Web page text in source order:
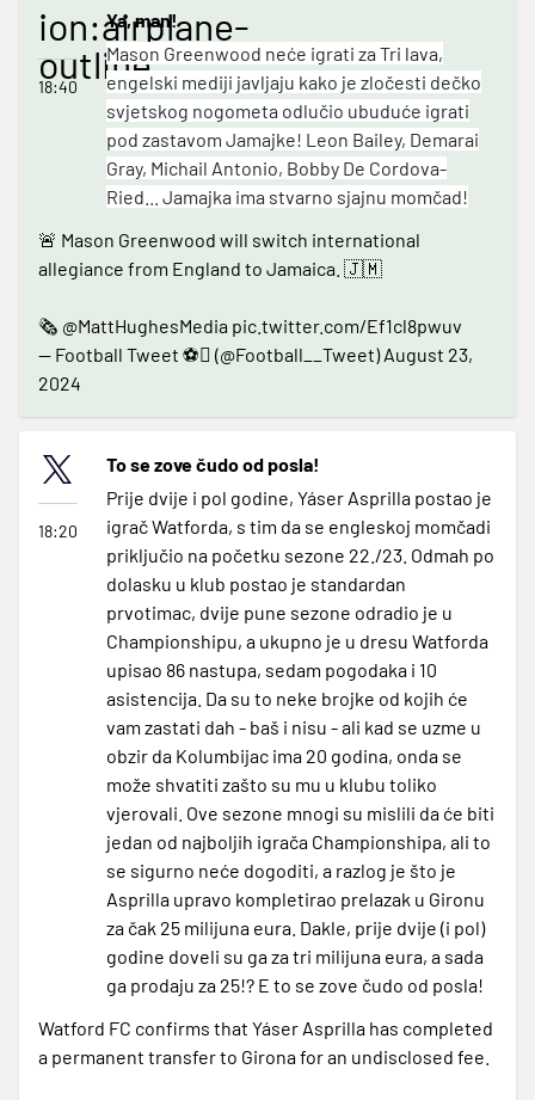
ion:airplane-
outline
18:40
Ya, man!
Mason Greenwood neće igrati za Tri lava,
engelski mediji javljaju kako je zločesti dečko
svjetskog nogometa odlučio ubuduće igrati
pod zastavom Jamajke! Leon Bailey, Demarai
Gray, Michail Antonio, Bobby De Cordova-
Ried... Jamajka ima stvarno sjajnu momčad!
🚨 Mason Greenwood will switch international
allegiance from England to Jamaica. 🇯🇲
🗞️ @MattHughesMedia pic.twitter.com/Ef1cl8pwuv
— Football Tweet ⚽ (@Football__Tweet)August 23,
2024
18:20
To se zove čudo od posla!
Prije dvije i pol godine, Yáser Asprilla postao je
igrač Watforda, s tim da se engleskoj momčadi
priključio na početku sezone 22./23. Odmah po
dolasku u klub postao je standardan
prvotimac, dvije pune sezone odradio je u
Championshipu, a ukupno je u dresu Watforda
upisao 86 nastupa, sedam pogodaka i 10
asistencija. Da su to neke brojke od kojih će
vam zastati dah - baš i nisu - ali kad se uzme u
obzir da Kolumbijac ima 20 godina, onda se
može shvatiti zašto su mu u klubu toliko
vjerovali. Ove sezone mnogi su mislili da će biti
jedan od najboljih igrača Championshipa, ali to
se sigurno neće dogoditi, a razlog je što je
Asprilla upravo kompletirao prelazak u Gironu
za čak 25 milijuna eura. Dakle, prije dvije (i pol)
godine doveli su ga za tri milijuna eura, a sada
ga prodaju za 25!? E to se zove čudo od posla!
Watford FC confirms that Yáser Asprilla has completed
a permanent transfer to Girona for an undisclosed fee.